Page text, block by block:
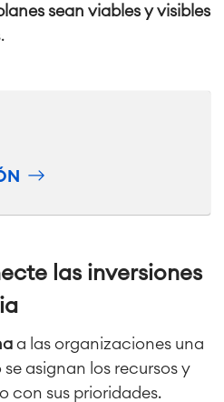
sean viables y visibles
las inversiones
a las organizaciones una
asignan los recursos y
con sus prioridades.